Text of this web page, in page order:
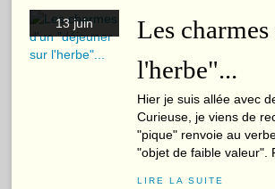
13 juin
Les
l'herbe"...
Hier je suis allée avec
Curieuse, je viens de
"pique" renvoie au
"objet de faible valeur".
LIRE LA SUITE